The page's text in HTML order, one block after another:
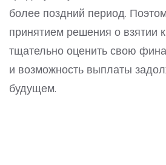
более поздний период.
принятием решения о взятии
тщательно оценить свою
и возможность выплаты
будущем.